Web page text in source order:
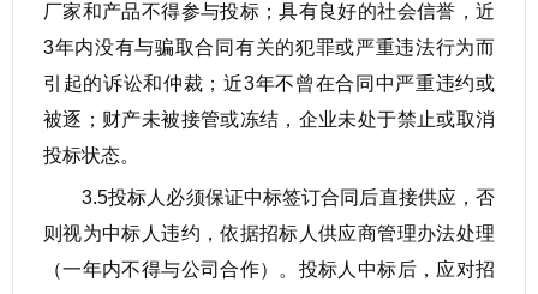
厂家和产品不得参与投标；具有良好的社会信誉，近
3年内没有与骗取合同有关的犯罪或严重违法行为而
引起的诉讼和仲裁；近3年不曾在合同中严重违约或
被逐；财产未被接管或冻结，企业未处于禁止或取消
投标状态。
3.5投标人必须保证中标签订合同后直接供应，否
则视为中标人违约，依据招标人供应商管理办法处理
（一年内不得与公司合作）。投标人中标后，应对招